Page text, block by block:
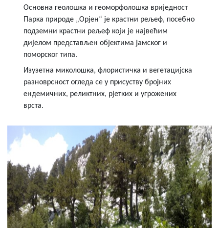
Основна геолошка и геоморфолошка вриједност
Парка природе „Орјен“ је крастни рељеф, посебно
подземни крастни рељеф који је највећим
дијелом представљен објектима јамског и
поморског типа.
Изузетна миколошка, флористичка и вегетацијска
разноврсност огледа се у присуству бројних
ендемичних, реликтних, рјетких и угрожених
врста.